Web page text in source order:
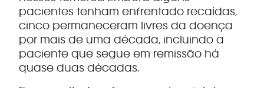
pacientes tenham enfrentado recaídas,
cinco permaneceram livres da doença
por mais de uma década, incluindo a
paciente que segue em remissão há
quase duas décadas.